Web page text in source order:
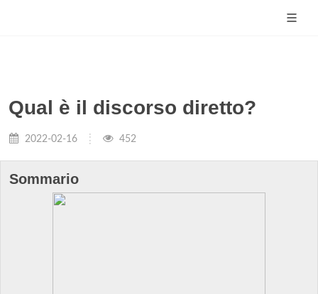
Qual è il discorso diretto?
2022-02-16 452
Sommario